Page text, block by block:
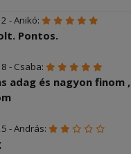
- Anikó:
Pontos.
- Csaba:
adag és nagyon finom ,
- András: